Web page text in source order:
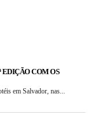
COM OS
em Salvador, nas...